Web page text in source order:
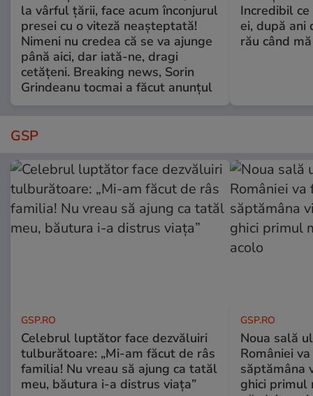
la vârful țării, face acum înconjurul
presei cu o viteză neașteptată!
Nimeni nu credea că se va ajunge
până aici, dar iată-ne, dragi
cetățeni. Breaking news, Sorin
Grindeanu tocmai a făcut anunțul
Incredibil
ei, după ani
rău când
GSP
GSP.RO
Celebrul luptător face dezvăluiri
tulburătoare: „Mi-am făcut de râs
familia! Nu vreau să ajung ca tatăl
meu, băutura i-a distrus viața”
GSP.RO
Noua sală
României
săptămâna
ghici primul